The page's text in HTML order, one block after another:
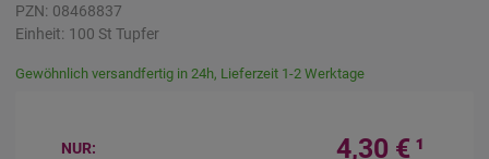
PZN: 08468837
Einheit: 100 St Tupfer
Gewöhnlich versandfertig in 24h, Lieferzeit 1-2 Werktage
NUR: 4,30 € ¹